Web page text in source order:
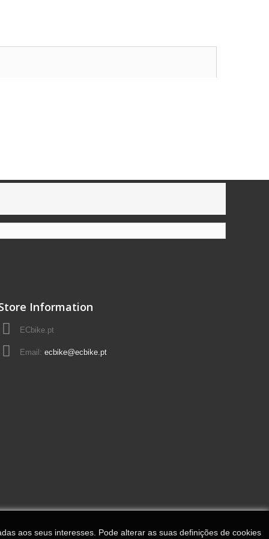
Information
ECbike.pt
Email: ecbike@ecbike.pt
aos seus interesses. Pode alterar as suas definições de cookies